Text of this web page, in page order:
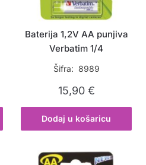
Baterija 1,2V AA punjiva
Verbatim 1/4
Šifra: 8989
15,90 €
Dodaj u košaricu